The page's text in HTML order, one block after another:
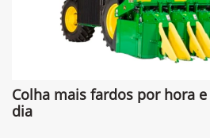
Colha mais fardos por hora
dia